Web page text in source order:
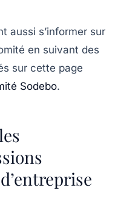
aussi s’informer sur
en suivant des
sur cette page
Sodebo.